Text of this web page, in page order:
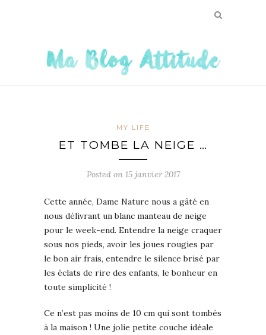
MY LIFE
ET TOMBE LA NEIGE …
Posted on 15 janvier 2017
Cette année, Dame Nature nous a gâté en
nous délivrant un blanc manteau de neige
pour le week-end. Entendre la neige craquer
sous nos pieds, avoir les joues rougies par
le bon air frais, entendre le silence brisé par
les éclats de rire des enfants, le bonheur en
toute simplicité !
Ce n’est pas moins de 10 cm qui sont tombés
à la maison ! Une jolie petite couche idéale